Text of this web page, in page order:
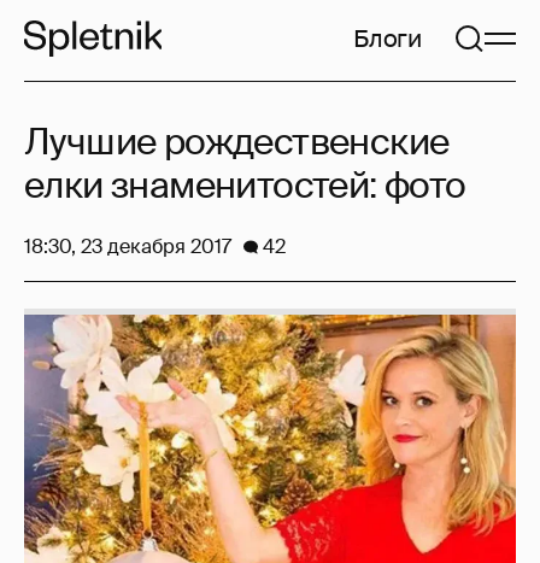
Блоги
Лучшие рождественские
елки знаменитостей: фото
18:30, 23 декабря 2017 42